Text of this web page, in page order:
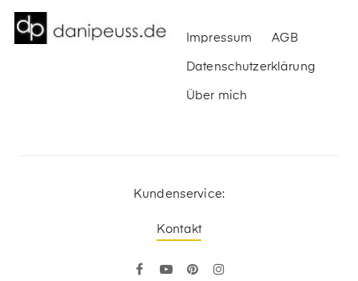
Impressum AGB
Datenschutzerklärung
Über mich
Kundenservice:
Kontakt
FacebookYouTubePinterest